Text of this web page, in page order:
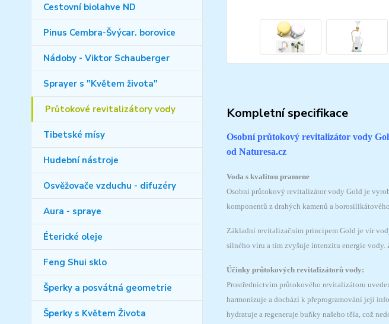
Cestovní biolahve ND
Pinus Cembra-Švýcar. borovice
Nádoby - Viktor Schauberger
Sprayer s "Květem života"
Průtokové revitalizátory vody
Tibetské mísy
Hudební nástroje
Osvěžovače vzduchu - difuzéry
Aura - spraye
Éterické oleje
Feng Shui sklo
Šperky a posvátná geometrie
Šperky s Květem Života
Kompletní specifikace
Osobní průtokový revitalizátor vody
od Naturesa.cz
Voda s kvalitou pramene
Osobní průtokový revitalizátor vody Gold je
komponentů z drahých kamenů a
Základní revitalizačním principem Gold je vír
silného víru a tím zvyšuje intenzitu energie
Účinky průtokových revitalizátorů vody:
Prostřednictvím průtokového revitalizátoru
harmonizuje a dochází k přeprogramování její
hydratuje a regeneruje buňky našeho těla, což